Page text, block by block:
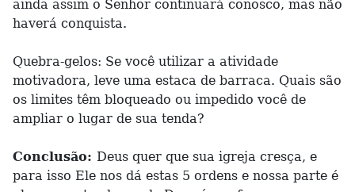
ainda assim o Senhor continuará conosco, mas não
haverá conquista.
Quebra-gelos: Se você utilizar a atividade
motivadora, leve uma estaca de barraca. Quais são
os limites têm bloqueado ou impedido você de
ampliar o lugar de sua tenda?
Conclusão: Deus quer que sua igreja cresça, e
para isso Ele nos dá estas 5 ordens e nossa parte é